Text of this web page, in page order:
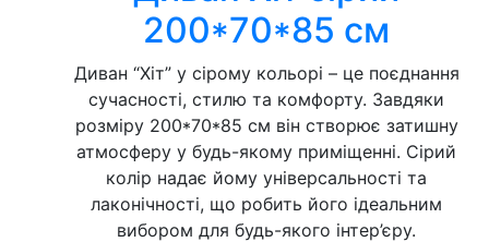
200*70*85 см
Диван “Хіт” у сірому кольорі – це поєднання
сучасності, стилю та комфорту. Завдяки
розміру 200*70*85 см він створює затишну
атмосферу у будь-якому приміщенні. Сірий
колір надає йому універсальності та
лаконічності, що робить його ідеальним
вибором для будь-якого інтер’єру.